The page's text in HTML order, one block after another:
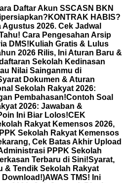
Daftar Akun SSCASN BKN
KONTRAK HABIS?
2026. Cek Jadwal
Cara Pengesahan Arsip
DMS! Kuliah Gratis & Lulus
2026 Rilis, Ini Aturan Baru &
Sekolah Kedinasan
Nilai Sainganmu di
Dokumen & Aturan
Sekolah Rakyat 2026:
Pembahasan!Contoh Soal
2026: Jawaban &
Ini Biar Lolos!CEK
Rakyat Kemensos 2026,
Sekolah Rakyat Kemensos
Cek Batas Akhir Upload
PPPK Sekolah
Terbaru di Sini!Syarat,
& Tendik Sekolah Rakyat
Download!)AWAS TMS! Ini